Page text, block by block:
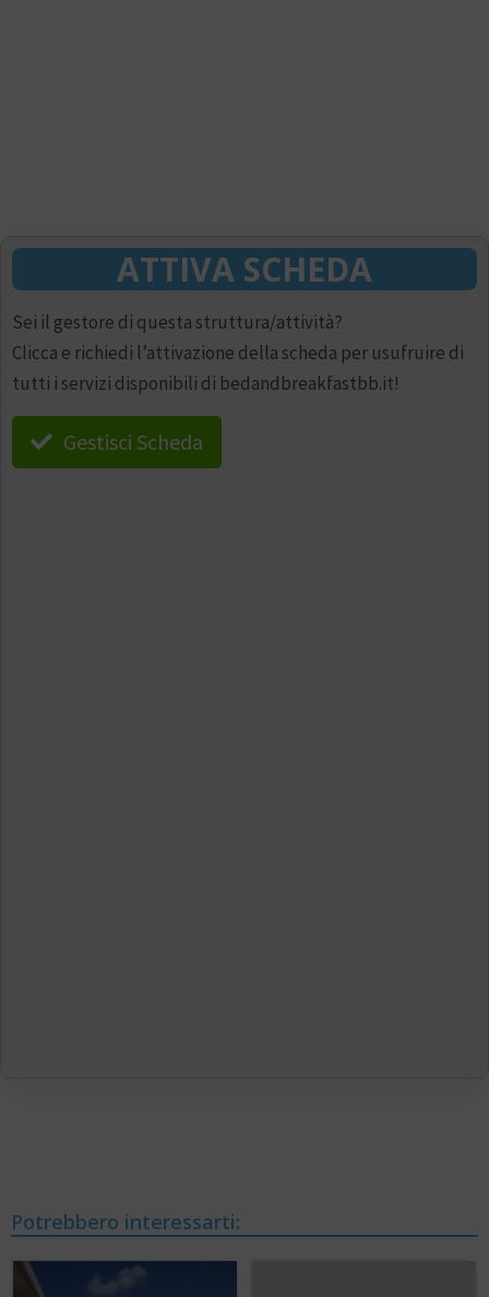
ATTIVA SCHEDA
Sei il gestore di questa struttura/attività?
Clicca e richiedi l’attivazione della scheda per usufruire di
tutti i servizi disponibili di bedandbreakfastbb.it!
Gestisci Scheda
Potrebbero interessarti: